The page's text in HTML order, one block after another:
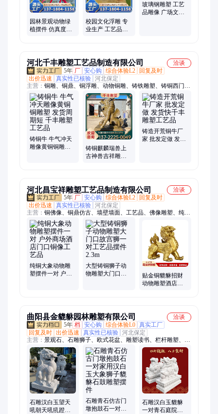
园林景观动物绿
植摆件 仿真度高
校园文化浮雕 专
业生产 工艺品雕
玻璃钢雕塑 工艺
品雕像 广场文化
河北千丰雕塑工艺品制造有限公司
洽谈
5年 厂 安心购 综合体验L2
回复及时
出价迅速
真实性已核验 河北保定
主营： 铜雕、铜鼎、铜浮雕、动物铜雕、铸铁雕塑、铸铜西门豹
雕塑、动物雕塑、纯铜空脸雕塑、纯铜铸造雄狮雕塑、青铜鼎、
铜佛像、铜缸、铜大缸、铜钟、铜狮子、铜麒麟、铜牛、铜马、
铜香炉、铜塔刹、铜大象、百福缸、纯铜关公像、仿古青铜浑天
仪、铸铜牛
铸铜牛 牛气冲天
雕像黄铜铜雕塑
铸铜麒麟瑞兽上
古神兽吉祥雕像
铸造开荒铜牛厂
家 批发定做 发货
河北昌宝祥雕塑工艺品制造有限公司
洽谈
5年 厂 安心购 综合体验L2
回复及时
出价迅速
真实性已核验 河北保定
主营： 铜佛像、铜鼎仿古、墙壁墙面、工艺品、佛像雕塑、纯铜
鼎摆件
纯铜大象动物雕
塑摆件一对 户外
大型铸铜狮子动
物雕塑大门口故
贴金铜貔貅招财
动物雕塑酒店别
曲阳县金貔貅园林雕塑有限公司
洽谈
5年 档 安心购 综合体验L0 真实工厂
回复及时 出价迅速 真实性已核验 河北保定
主营： 景观石、石雕狮子、欧式花盆、雕塑读书、栏杆雕塑、人
物雕塑、动物雕塑、园林景观雕塑、不锈钢雕塑、石雕凉亭、手
工雕刻、摆件石雕、石雕牌楼、石雕影壁、石雕貔貅、中式仿
古、水池摆件、摆件大理石、黑色石雕墓碑、浮雕、石雕喷泉、
石雕麒麟、石雕大象、石雕欧式凉亭
石雕汉白玉望天
吼朝天吼犼蹬龙
石雕青石仿古门
墩抱鼓石一对家
石雕汉白玉貔貅
一对青石庭院门